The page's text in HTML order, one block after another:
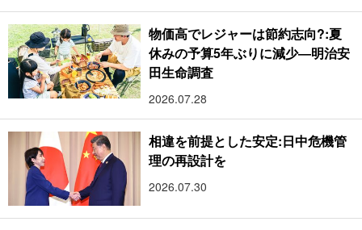
物価高でレジャーは節約志向?:夏
休みの予算5年ぶりに減少―明治安
田生命調査
2026.07.28
相違を前提とした安定:日中危機管
理の再設計を
2026.07.30